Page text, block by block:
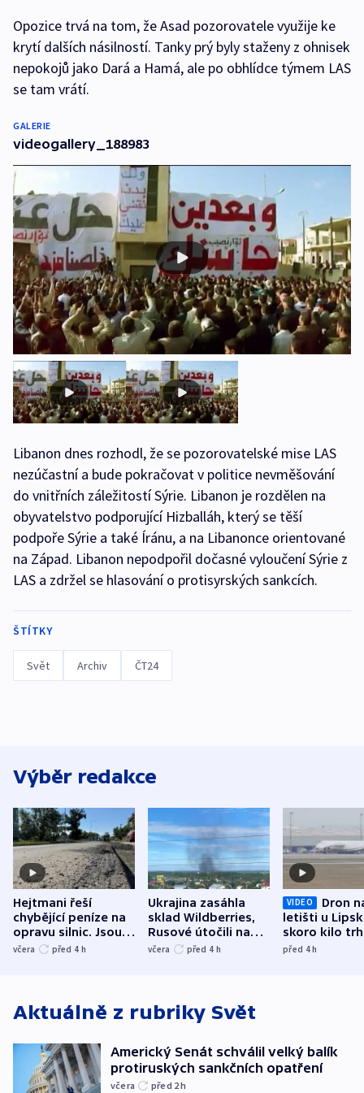
Opozice trvá na tom, že Asad pozorovatele využije ke
krytí dalších násilností. Tanky prý byly staženy z ohnisek
nepokojů jako Dará a Hamá, ale po obhlídce týmem LAS
se tam vrátí.
GALERIE
videogallery_188983
Libanon dnes rozhodl, že se pozorovatelské mise LAS
nezúčastní a bude pokračovat v politice nevměšování
do vnitřních záležitostí Sýrie. Libanon je rozdělen na
obyvatelstvo podporující Hizballáh, který se těší
podpoře Sýrie a také Íránu, a na Libanonce orientované
na Západ. Libanon nepodpořil dočasné vyloučení Sýrie z
LAS a zdržel se hlasování o protisyrských sankcích.
ŠTÍTKY
Svět Archiv ČT24
Výběr redakce
Hejtmani řeší
chybějící peníze na
opravu silnic. Jsou
nenárokové, namítá
včera před 4 h
Ukrajina zasáhla
sklad Wildberries,
Rusové útočili na
trh, hasiče či
včera před 4 h
VIDEO
Dron
letišti u
skoro kilo
indicie
před 4h
Aktuálně z rubriky Svět
Americký Senát schválil velký balík
protiruských sankčních opatření
včera před 2h